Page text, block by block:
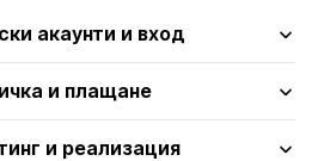
акаунти и вход
и плащане
и реализация